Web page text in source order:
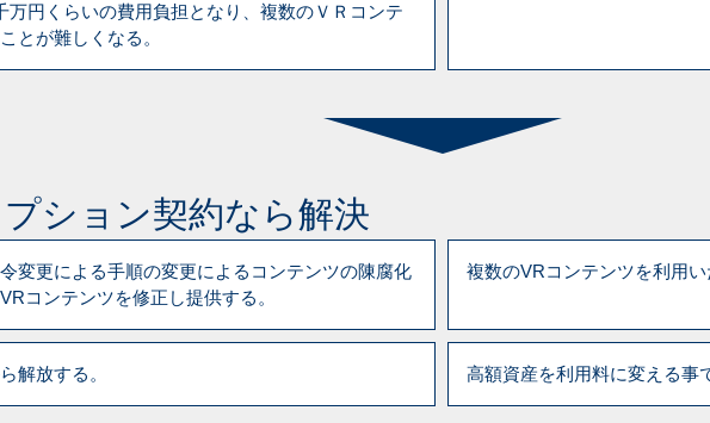
万円くらいの費用負担となり、複数のＶＲコンテ
とが難しくなる。
ション契約なら解決
変更による手順の変更によるコンテンツの陳腐化
コンテンツを修正し提供する。
複数のVRコンテンツを利用
解放する。 高額資産を利用料に変える事